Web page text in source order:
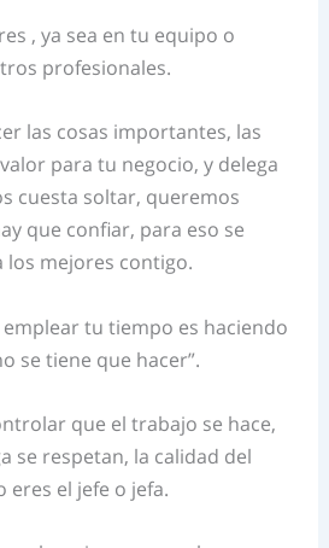
, ya sea en tu equipo o
profesionales.
las cosas importantes, las
para tu negocio, y delega
cuesta soltar, queremos
que confiar, para eso se
los mejores contigo.
tu tiempo es haciendo
se tiene que hacer”.
que el trabajo se hace,
se respetan, la calidad del
eres el jefe o jefa.